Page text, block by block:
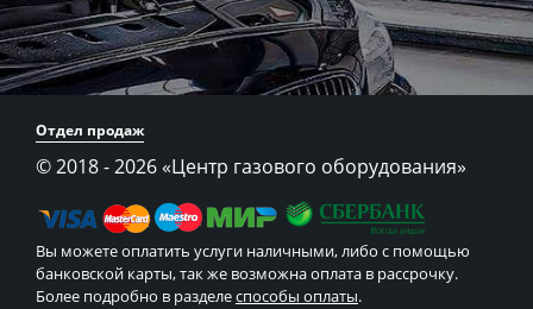
Отдел продаж
© 2018 - 2026 «Центр газового оборудования»
Вы можете оплатить услуги наличными, либо с помощью
банковской карты, так же возможна оплата в рассрочку.
Более подробно в разделеспособы оплаты.